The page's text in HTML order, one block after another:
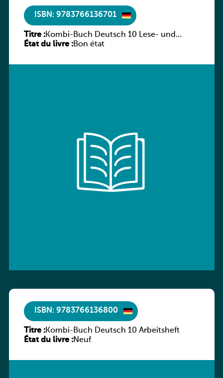
ISBN: 9783766136701
Titre :Kombi-Buch Deutsch 10 Lese- und
Sprachbuch
État du livre :Bon état
ISBN: 9783766136800
Titre :Kombi-Buch Deutsch 10 Arbeitsheft
État du livre :Neuf